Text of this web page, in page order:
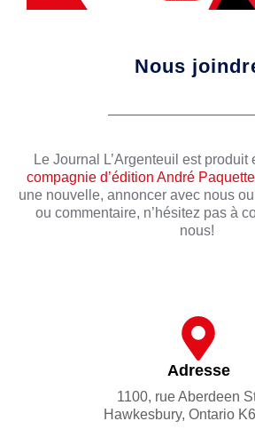
Nous
Le Journal L’Argenteuil est produit
compagnie d’édition André
une nouvelle, annoncer avec nous
ou commentaire, n’hésitez pas à
nous!
Adresse
1100, rue Aberdeen
Hawkesbury, Ontario